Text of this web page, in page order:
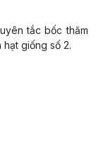
tắc bốc thăm
hạt giống số 2.